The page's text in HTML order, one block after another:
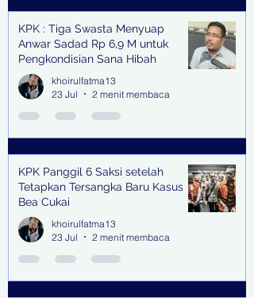
KPK : Tiga Swasta Menyuap
Anwar Sadad Rp 6,9 M untuk
Pengkondisian Sana Hibah
khoirulfatma13
23 Jul
2 menit membaca
KPK Panggil 6 Saksi setelah
Tetapkan Tersangka Baru Kasus
Bea Cukai
khoirulfatma13
23 Jul
2 menit membaca